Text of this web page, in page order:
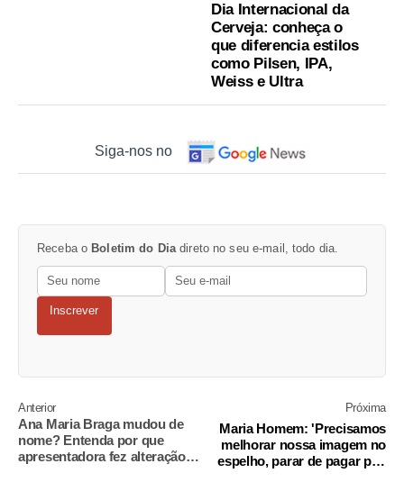
Dia Internacional da
Cerveja: conheça o
que diferencia estilos
como Pilsen, IPA,
Weiss e Ultra
Siga-nos no
Receba o Boletim do Diadireto no seu e-mail, todo dia.
Inscrever
Anterior
Ana Maria Braga mudou de
nome? Entenda por que
apresentadora fez alteração
Próxima
Maria Homem: 'Precisamos
melhorar nossa imagem no
espelho, parar de pagar pau